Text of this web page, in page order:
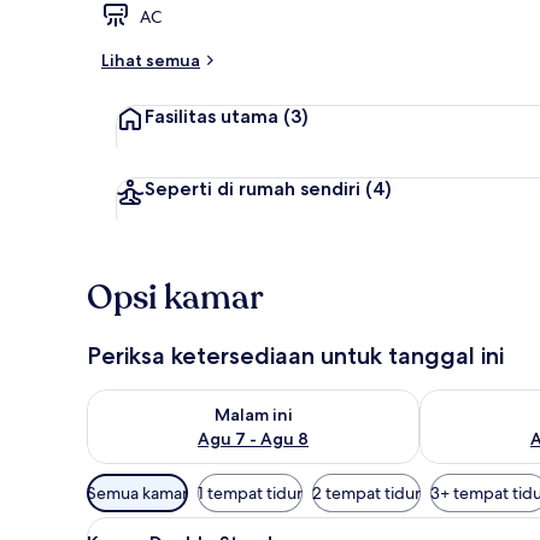
AC
Lihat semua
Fasilitas utama (3)
Seperti di rumah sendiri (4)
Opsi kamar
Periksa ketersediaan untuk tanggal ini
Malam ini
Agu 7 - Agu 8
Periksa ketersediaan untuk malam ini Agu 7 - Agu 8
Periksa
Filter
tersedia
Semua kamar 1 tempat tidur 2 tempat tidur 3+ tempat
Lihat
Kamar Double Standar | Wi-Fi